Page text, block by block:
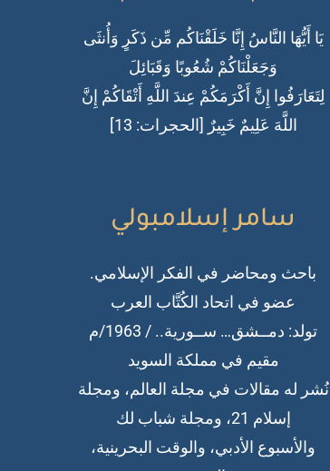
يَا أَيُّهَا النَّاسُ إِنَّا خَلَقْنَاكُم مِّن ذَكَرٍ وَأُنثَى
وَجَعَلْنَاكُمْ شُعُوبًا وَقَبَائِلَ
لِتَعَارَفُوا إِنَّ أَكْرَمَكُمْ عِندَ اللَّهِ أَتْقَاكُمْ إِنَّ
اللَّهَ عَلِيمٌ خَبِيرٌ [الحجرات: 13]
سامر إسلامبولي
باحث ومحاضر في الفكر الإسلامي.
عضو في اتحاد الكُتَّاب العرب
تولد: دمــشق… ســورية.. / 1963/م
مقيم في مملكة السويد
نُشر له مقالات في مجلة العالم، ومجلة
إسلام 21، ومجلة شباب لك
والأسبوع الأدبي، والوقت البحرينية،